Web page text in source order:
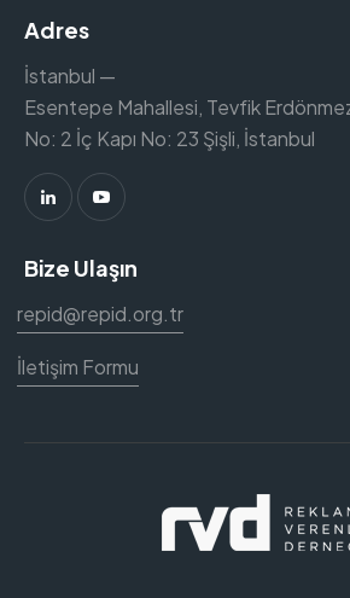
Adres
İstanbul —
Esentepe Mahallesi, Tevfik
No: 2 İç Kapı No: 23 Şişli, İstanbul
Bize Ulaşın
repid@repid.org.tr
İletişim Formu